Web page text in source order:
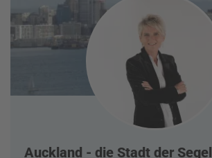
Auckland - die Stadt der Segel